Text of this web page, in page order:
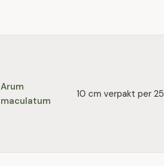
Arum
maculatum
10 cm verpakt per 25